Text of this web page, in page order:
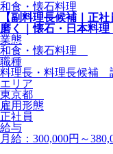
和食・懐石料理
【副料理長候補｜正
磨く｜懐石・日本料
業態
和食・懐石料理
職種
料理長・料理長候補
エリア
東京都
雇用形態
正社員
給与
月給：300,000円～